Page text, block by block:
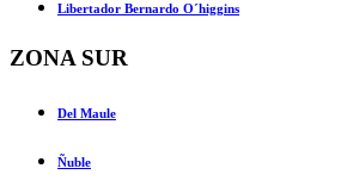
Libertador Bernardo O´higgins
ZONA SUR
Del Maule
Ñuble